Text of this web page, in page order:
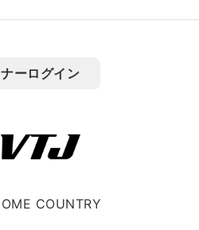
ーログイン
COUNTRY